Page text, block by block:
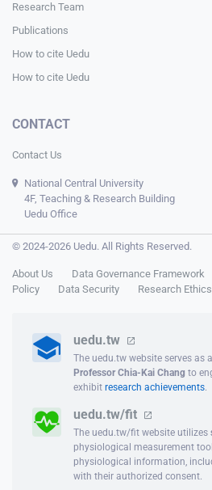
Research Team
Publications
How to cite Uedu
How to cite Uedu
CONTACT
Contact Us
National Central University
4F, Teaching & Research Building
Uedu Office
© 2024-2026 Uedu. All Rights Reserved.
About Us Data Governance Framework
Policy
Data Security Research Ethics
uedu.tw
The uedu.tw website serves as
Professor Chia-Kai Chang to
exhibit research achievements.
uedu.tw/fit
The uedu.tw/fit website utilizes
physiological measurement
physiological information,
with their authorized consent.